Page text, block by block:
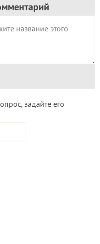
задайте его